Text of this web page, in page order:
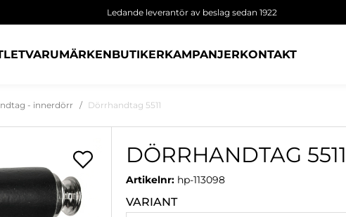
Ledande leverantör av beslag sedan 1922
VARUMÄRKENBUTIKERKAMPANJERKONTAKT
- innerdörr Dörrhandtag 5511
DÖRRHANDTAG 5511
Artikelnr: hp-113098
VARIANT